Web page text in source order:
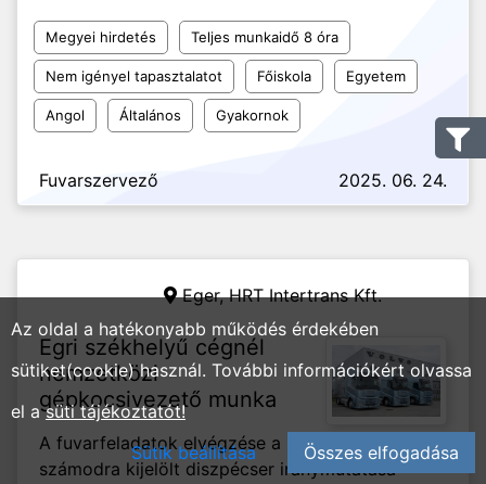
Megyei hirdetés Teljes munkaidő 8 óra
Nem igényel tapasztalatot Főiskola Egyetem
Angol Általános Gyakornok
Fuvarszervező 2025. 06. 24.
Eger,HRT Intertrans Kft.
Egri székhelyű cégnél
nemzetközi
gépkocsivezető munka
A fuvarfeladatok elvégzése a
számodra kijelölt diszpécser iránymutatása
Az oldal a hatékonyabb működés érdekében
sütiket(cookie) használ. További információkért olvassa
el asüti tájékoztatót!
Sütik beállítása
Összes elfogadása